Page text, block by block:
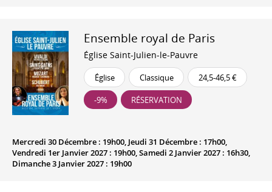
Ensemble royal de Paris
Église Saint-Julien-le-Pauvre
Église Classique 24,5-46,5 €
-9% RÉSERVATION
Mercredi 30 Décembre : 19h00, Jeudi 31 Décembre : 17h00,
Vendredi 1er Janvier 2027 : 19h00, Samedi 2 Janvier 2027 : 16h30,
Dimanche 3 Janvier 2027 : 19h00